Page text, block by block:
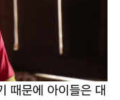
때문에 아이들은 대